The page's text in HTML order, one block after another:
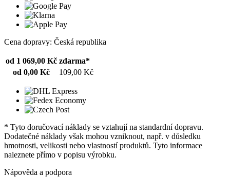
Cena dopravy: Česká republika
od 1 069,00 Kč zdarma*
od 0,00 Kč
109,00 Kč
* Tyto doručovací náklady se vztahují na standardní dopravu.
Dodatečné náklady však mohou vzniknout, např. v důsledku
hmotnosti, velikosti nebo vlastností produktů. Tyto informace
naleznete přímo v popisu výrobku.
Nápověda a podpora